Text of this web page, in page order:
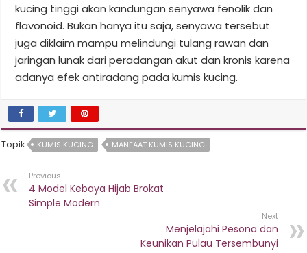
kucing tinggi akan kandungan senyawa fenolik dan
flavonoid. Bukan hanya itu saja, senyawa tersebut
juga diklaim mampu melindungi tulang rawan dan
jaringan lunak dari peradangan akut dan kronis karena
adanya efek antiradang pada kumis kucing.
Topik KUMIS KUCING MANFAAT KUMIS KUCING
Previous
4 Model Kebaya Hijab Brokat
Simple Modern
Next
Menjelajahi Pesona dan
Keunikan Pulau Tersembunyi